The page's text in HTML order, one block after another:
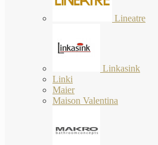
Lineatre
Linkasink
Linki
Maier
Maison Valentina